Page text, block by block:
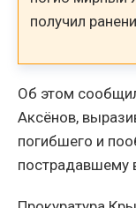
получил
Об этом
Аксёнов,
погибшего и